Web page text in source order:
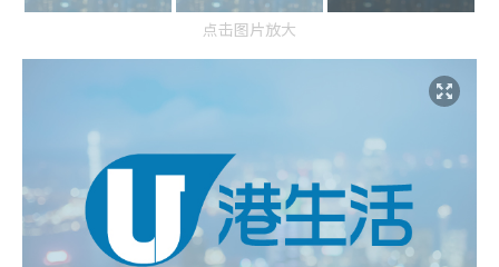
点击图片放大